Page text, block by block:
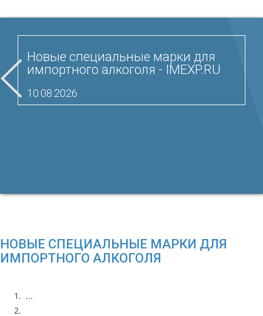
Новые специальные марки для
импортного алкоголя - IMEXP.RU
10.08.2026
НОВЫЕ СПЕЦИАЛЬНЫЕ МАРКИ ДЛЯ
ИМПОРТНОГО АЛКОГОЛЯ
...